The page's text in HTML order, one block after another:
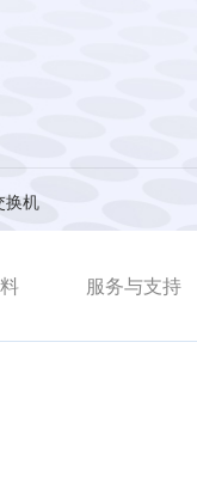
换机
服务与支持